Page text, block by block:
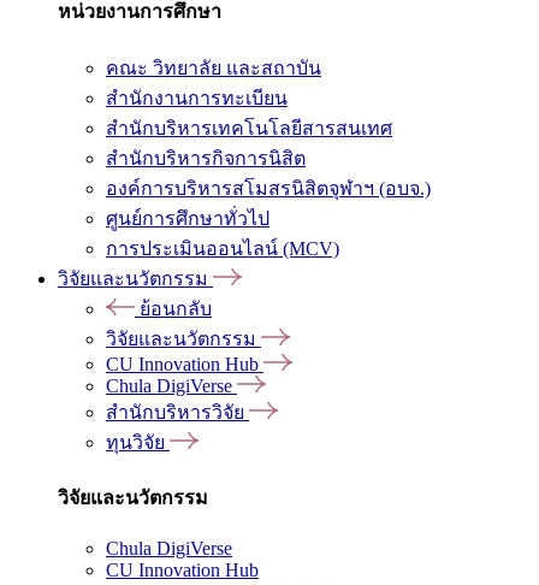
หน่วยงานการศึกษา
คณะ วิทยาลัย และสถาบัน
สำนักงานการทะเบียน
สำนักบริหารเทคโนโลยีสารสนเทศ
สำนักบริหารกิจการนิสิต
องค์การบริหารสโมสรนิสิตจุฬาฯ (อบจ.)
ศูนย์การศึกษาทั่วไป
การประเมินออนไลน์ (MCV)
วิจัยและนวัตกรรม
ย้อนกลับ
วิจัยและนวัตกรรม
CU Innovation Hub
Chula DigiVerse
สำนักบริหารวิจัย
ทุนวิจัย
วิจัยและนวัตกรรม
Chula DigiVerse
CU Innovation Hub